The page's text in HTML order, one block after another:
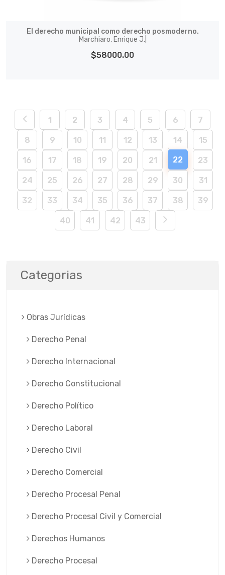
El derecho municipal como derecho posmoderno.
Marchiaro, Enrique J.|
$58000.00
1 2 3 4 5 6 7
8 9 10 11 12 13 14 15
16 17 18 19 20 21 22 23
24 25 26 27 28 29 30 31
32 33 34 35 36 37 38 39
40 41 42 43
Categorias
Obras Jurí­dicas
Derecho Penal
Derecho Internacional
Derecho Constitucional
Derecho Político
Derecho Laboral
Derecho Civil
Derecho Comercial
Derecho Procesal Penal
Derecho Procesal Civil y Comercial
Derechos Humanos
Derecho Procesal